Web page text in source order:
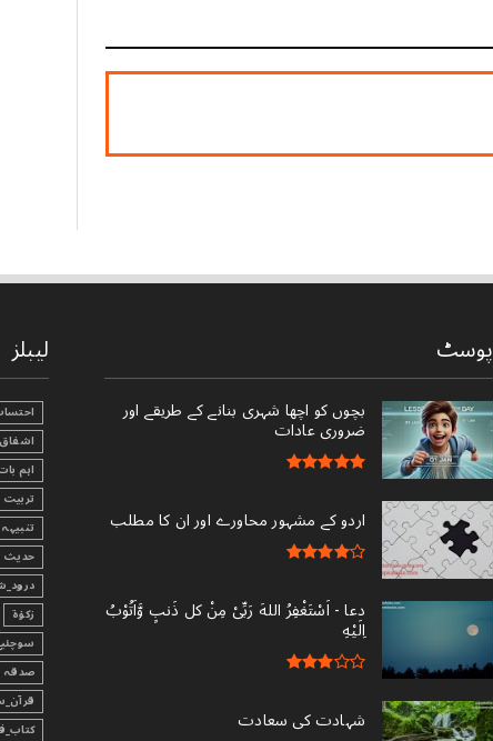
پوسٹ
بچوں کو اچھا شہری بنانے کے طریقے اور
ضروری عادات
اردو کے مشہور محاورے اور ان کا مطلب
دعا - ‎اَسْتَغْفِرُ اللهَ رَبِّىْ مِنْ کل ذَنبٍ وَّاَتُوْبُ
اِلَيْهِ
شہادت کی سعادت
لیبلز
اہم
تربیت
حدیث
زکوٰۃ
صدقہ